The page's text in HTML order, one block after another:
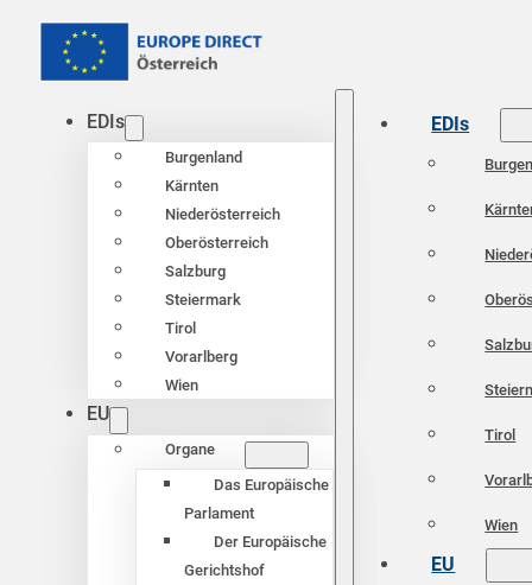
EDIs
Burgenland
Kärnten
Niederösterreich
Oberösterreich
Salzburg
Steiermark
Tirol
Vorarlberg
Wien
EU
Organe
Das Europäische
Parlament
Der Europäische
Gerichtshof
EDIs
Tirol
Wien
EU